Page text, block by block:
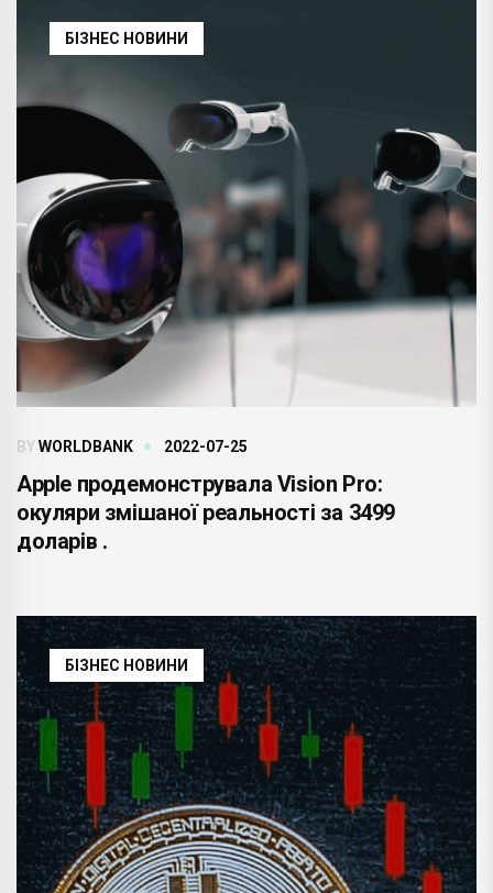
БІЗНЕС НОВИНИ
BYWORLDBANK 2022-07-25
Apple продемонструвала Vision Pro:
окуляри змішаної реальності за 3499
доларів .
БІЗНЕС НОВИНИ